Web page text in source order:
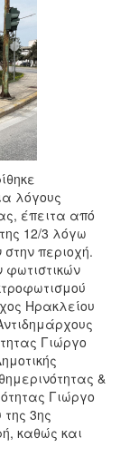
λόγους
έπειτα από
12/3 λόγω
περιοχή.
φωτιστικών
Ηρακλείου
Γιώργο
&
Γιώργο
3ης
καθώς και